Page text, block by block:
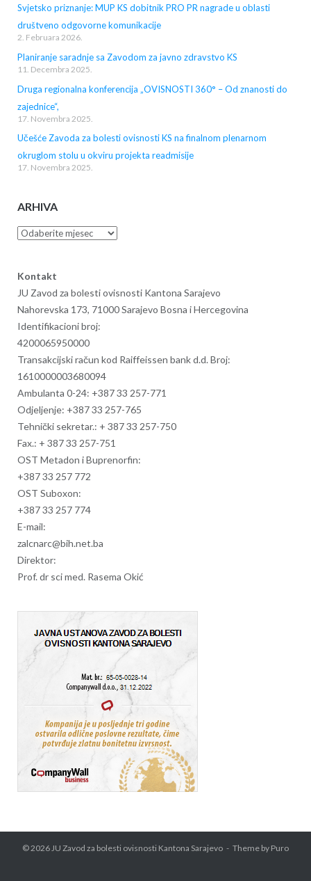
Svjetsko priznanje: MUP KS dobitnik PRO PR nagrade u oblasti
društveno odgovorne komunikacije
2. Februara 2026.
Planiranje saradnje sa Zavodom za javno zdravstvo KS
11. Decembra 2025.
Druga regionalna konferencija „OVISNOSTI 360° – Od znanosti do
zajednice“,
17. Novembra 2025.
Učešće Zavoda za bolesti ovisnosti KS na finalnom plenarnom
okruglom stolu u okviru projekta readmisije
17. Novembra 2025.
ARHIVA
Arhiva
Kontakt
JU Zavod za bolesti ovisnosti Kantona Sarajevo
Nahorevska 173, 71000 Sarajevo Bosna i Hercegovina
Identifikacioni broj:
4200065950000
Transakcijski račun kod Raiffeissen bank d.d. Broj:
1610000003680094
Ambulanta 0-24: +387 33 257-771
Odjeljenje: +387 33 257-765
Tehnički sekretar.: + 387 33 257-750
Fax.: + 387 33 257-751
OST Metadon i Buprenorfin:
+387 33 257 772
OST Suboxon:
+387 33 257 774
E-mail:
zalcnarc@bih.net.ba
Direktor:
Prof. dr sci med. Rasema Okić
© 2026JU Zavod za bolesti ovisnosti Kantona Sarajevo Theme by Puro